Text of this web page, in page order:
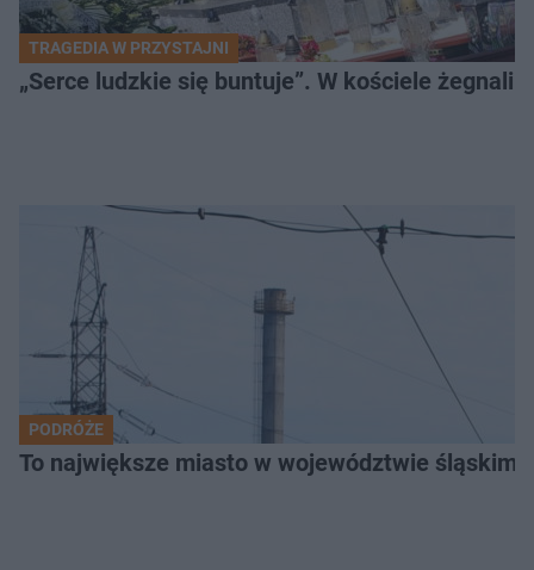
TRAGEDIA W PRZYSTAJNI
„Serce ludzkie się buntuje”. W kościele żegnali
PODRÓŻE
To największe miasto w województwie